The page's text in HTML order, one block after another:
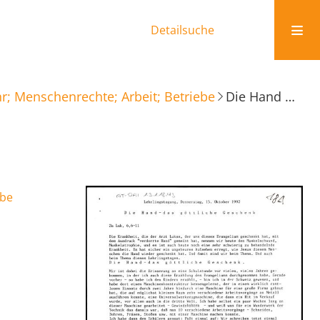
Detailsuche
Menschenrechte; Arbeit; Betriebe Die Hand - das göttliche Geschenk